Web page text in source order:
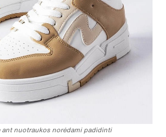
ant nuotraukos norėdami padidinti